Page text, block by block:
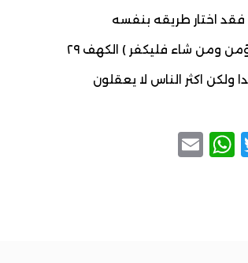
اختار طريقه بنفسه
ومن شاء فليكفر ) الكهف ٢٩
ولكن اكثر الناس لا يعقلون
Twitter
WhatsApp